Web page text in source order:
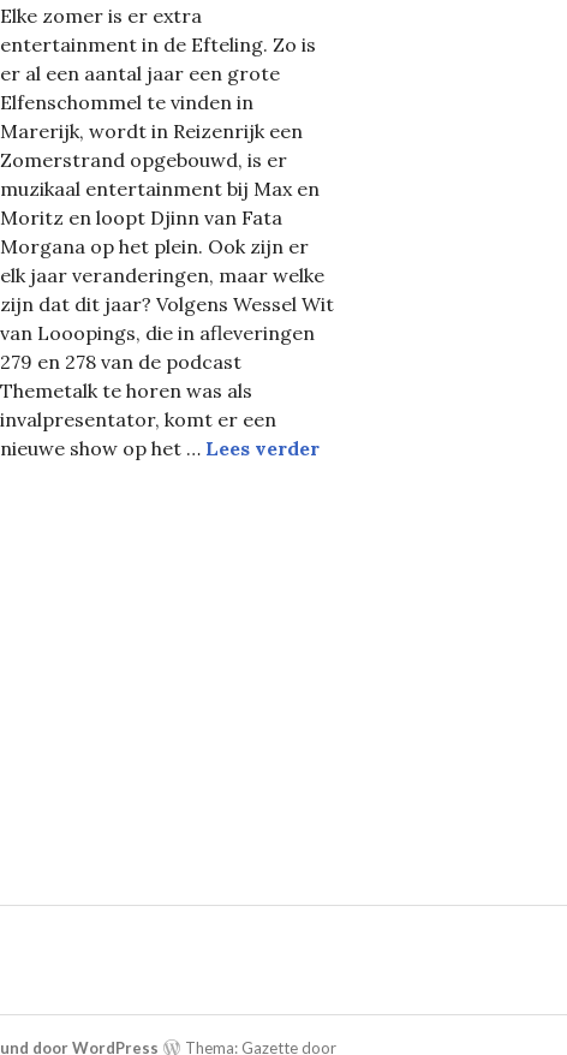
van Fata Morgana
Elke zomer is er extra
entertainment in de Efteling. Zo is
er al een aantal jaar een grote
Elfenschommel te vinden in
Marerijk, wordt in Reizenrijk een
Zomerstrand opgebouwd, is er
muzikaal entertainment bij Max en
Moritz en loopt Djinn van Fata
Morgana op het plein. Ook zijn er
elk jaar veranderingen, maar welke
zijn dat dit jaar? Volgens Wessel Wit
van Looopings, die in afleveringen
279 en 278 van de podcast
Themetalk te horen was als
invalpresentator, komt er een
nieuwe show op het … Lees verderEntertainment Zomer
door WordPress Thema: Gazette door